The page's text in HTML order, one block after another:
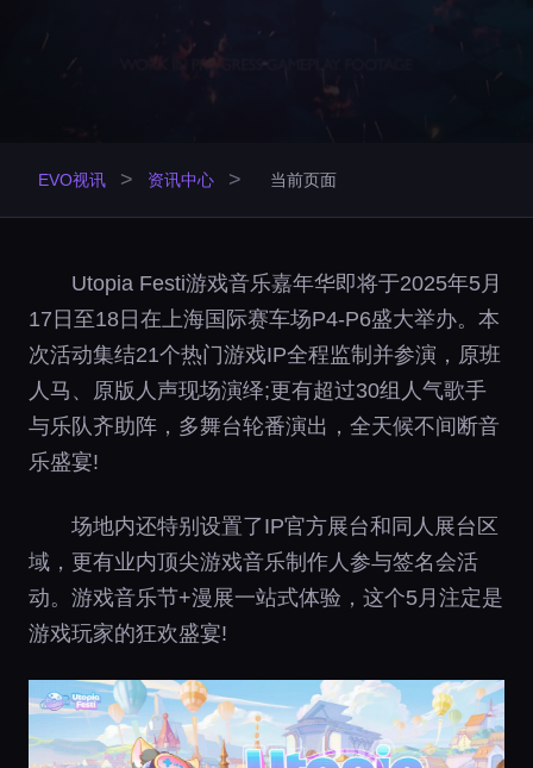
EVO视讯 > 资讯中心 > 当前页面
Utopia Festi游戏音乐嘉年华即将于2025年5月
17日至18日在上海国际赛车场P4-P6盛大举办。本
次活动集结21个热门游戏IP全程监制并参演，原班
人马、原版人声现场演绎;更有超过30组人气歌手
与乐队齐助阵，多舞台轮番演出，全天候不间断音
乐盛宴!
场地内还特别设置了IP官方展台和同人展台区
域，更有业内顶尖游戏音乐制作人参与签名会活
动。游戏音乐节+漫展一站式体验，这个5月注定是
游戏玩家的狂欢盛宴!